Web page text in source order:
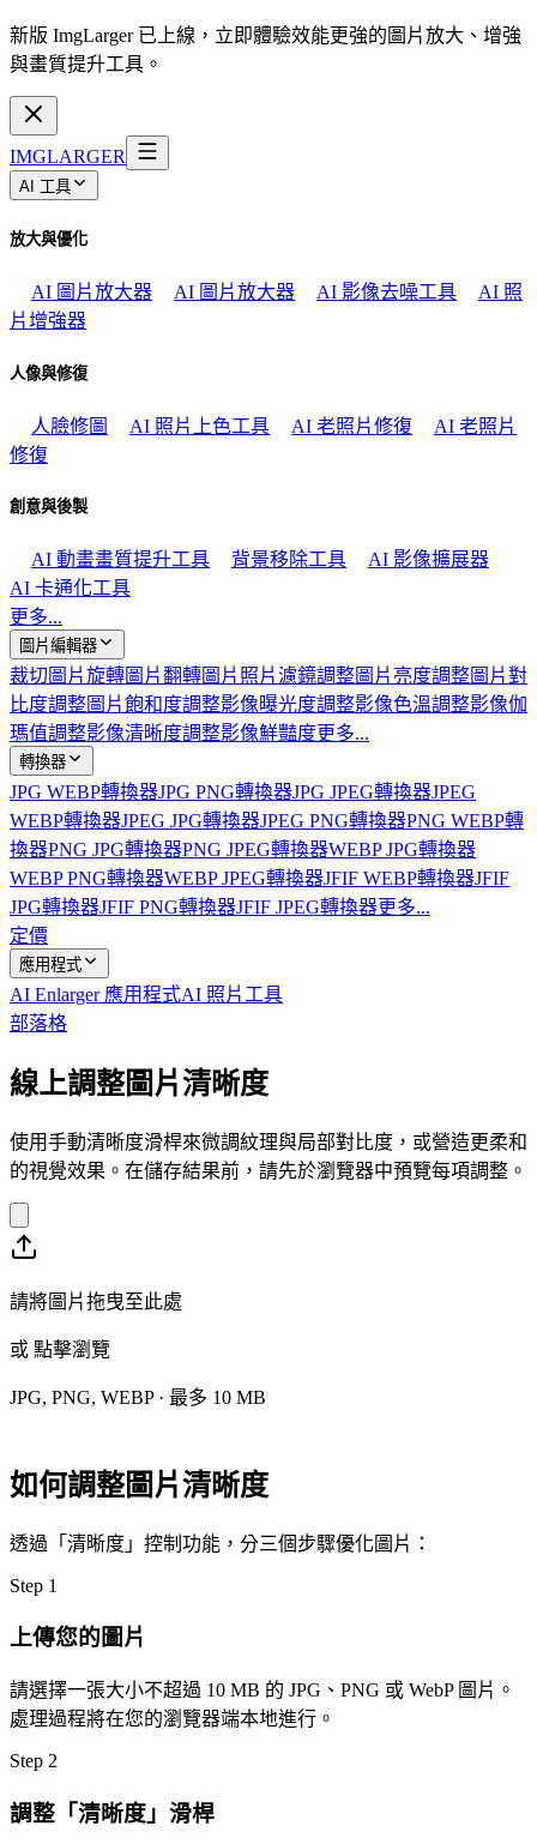
新版 ImgLarger 已上線，立即體驗效能更強的圖片放大、增強
與畫質提升工具。
IMGLARGER
AI 工具
放大與優化
AI 圖片放大器 AI 圖片放大器 AI 影像去噪工具
AI 照
片增強器
人像與修復
人臉修圖 AI 照片上色工具 AI 老照片修復
AI 老照片
修復
創意與後製
AI 動畫畫質提升工具 背景移除工具
AI 影像擴展器
AI 卡通化工具
更多...
圖片編輯器
裁切圖片旋轉圖片翻轉圖片 照片濾鏡調整圖片亮度調整圖片對
比度調整圖片飽和度調整影像曝光度調整影像色溫調整影像伽
瑪值調整影像清晰度調整影像鮮豔度更多...
轉換器
JPG WEBP轉換器JPG PNG轉換器JPG JPEG轉換器JPEG
WEBP轉換器JPEG JPG轉換器JPEG PNG轉換器PNG WEBP轉
換器PNG JPG轉換器PNG JPEG轉換器WEBP JPG轉換器
WEBP PNG轉換器WEBP JPEG轉換器JFIF WEBP轉換器JFIF
JPG轉換器JFIF PNG轉換器JFIF JPEG轉換器更多...
定價
應用程式
AI Enlarger 應用程式AI 照片工具
部落格
線上調整圖片清晰度
使用手動清晰度滑桿來微調紋理與局部對比度，或營造更柔和
的視覺效果。在儲存結果前，請先於瀏覽器中預覽每項調整。
請將圖片拖曳至此處
或 點擊瀏覽
JPG, PNG, WEBP · 最多 10 MB
如何調整圖片清晰度
透過「清晰度」控制功能，分三個步驟優化圖片：
Step 1
上傳您的圖片
請選擇一張大小不超過 10 MB 的 JPG、PNG 或 WebP 圖片。
處理過程將在您的瀏覽器端本地進行。
Step 2
調整「清晰度」滑桿